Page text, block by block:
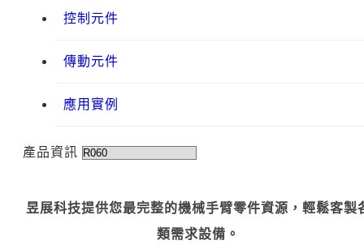
控制元件
傳動元件
應用實例
產品資訊
昱展科技提供您最完整的機械手臂零件資源，輕鬆客製
類需求設備。